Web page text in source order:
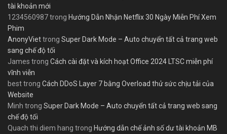
tài khoản mới
1234560987trong Hướng Dẫn Nhận Netflix 30 Ngày Miễn Phí Xem
Phim
AnonyViettrong Super Dark Mode – Auto chuyển tất cả trang web
sang chế độ tối
James trong Cách cài đặt và kích hoạt Office 2024 LTSC miễn phí
vĩnh viễn
besttrong Cách DDoS Layer 7 bằng Overload thử sức chịu tải của
Website
Minh trong Super Dark Mode – Auto chuyển tất cả trang web sang
chế độ tối
Quach thi diem hang trong Hướng dẫn chế ảnh số dư tài khoản MB